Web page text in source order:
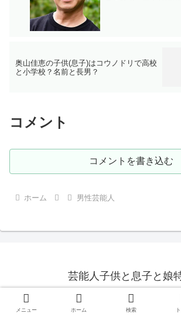
奥山佳恵の子供(息子)はコウノドリで高校
と小学校？名前と長男？
コメント
コメントを書き込む
ホーム 男性芸能人
芸能人子供と息子と娘
© 2016 芸能人子供と息子と娘
メニュー ホーム 検索